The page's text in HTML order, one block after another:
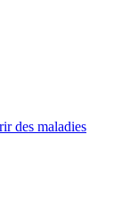
des maladies